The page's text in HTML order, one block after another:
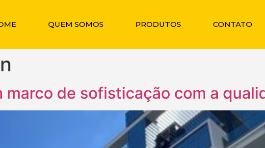
QUEM SOMOS PRODUTOS CONTATO
marco de sofisticação com a